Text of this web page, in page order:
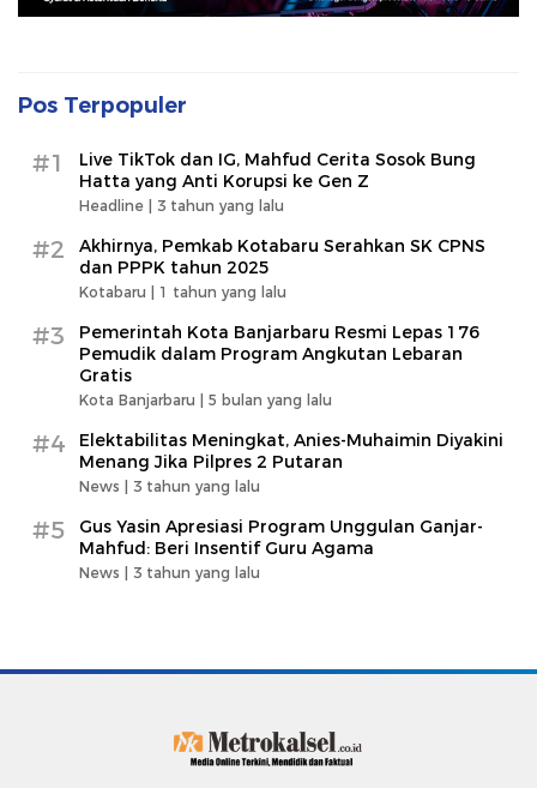
Pos Terpopuler
#1
Live TikTok dan IG, Mahfud Cerita Sosok Bung
Hatta yang Anti Korupsi ke Gen Z
Headline | 3 tahun yang lalu
#2
Akhirnya, Pemkab Kotabaru Serahkan SK CPNS
dan PPPK tahun 2025
Kotabaru | 1 tahun yang lalu
#3
Pemerintah Kota Banjarbaru Resmi Lepas 176
Pemudik dalam Program Angkutan Lebaran
Gratis
Kota Banjarbaru | 5 bulan yang lalu
#4
Elektabilitas Meningkat, Anies-Muhaimin Diyakini
Menang Jika Pilpres 2 Putaran
News | 3 tahun yang lalu
#5
Gus Yasin Apresiasi Program Unggulan Ganjar-
Mahfud: Beri Insentif Guru Agama
News | 3 tahun yang lalu